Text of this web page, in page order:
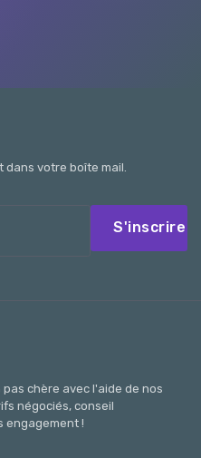
votre boîte mail.
S'inscrire
chère avec l'aide de nos
négociés, conseil
engagement !